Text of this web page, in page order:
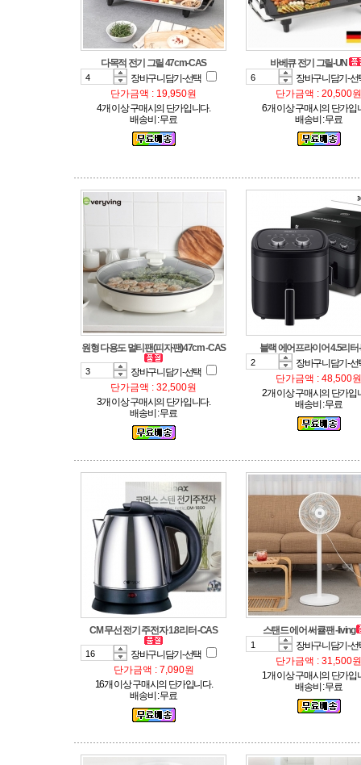
다목적 전기 그릴 47cm-CAS
장바구니담기-선택
단가금액 : 19,950원
4개 이상 구매시의 단가입니다.
배송비 : 무료
바베큐 전기 그릴-UN
장바구니담기-
단가금액 : 20,500원
6개 이상 구매시의 단가입
배송비 : 무료
원형 다용도 멀티팬(피자팬)47cm -CAS
장바구니담기-선택
단가금액 : 32,500원
3개 이상 구매시의 단가입니다.
배송비 : 무료
블랙 에어프라이어 4.5리터
장바구니담기-
단가금액 : 48,500원
2개 이상 구매시의 단가입
배송비 : 무료
CM 무선 전기 주전자 1.8리터 -CAS
장바구니담기-선택
단가금액 : 7,090원
16개 이상 구매시의 단가입니다.
배송비 : 무료
스탠드 에어 써큘팬 -living
장바구니담기-
단가금액 : 31,500원
1개 이상 구매시의 단가입
배송비 : 무료